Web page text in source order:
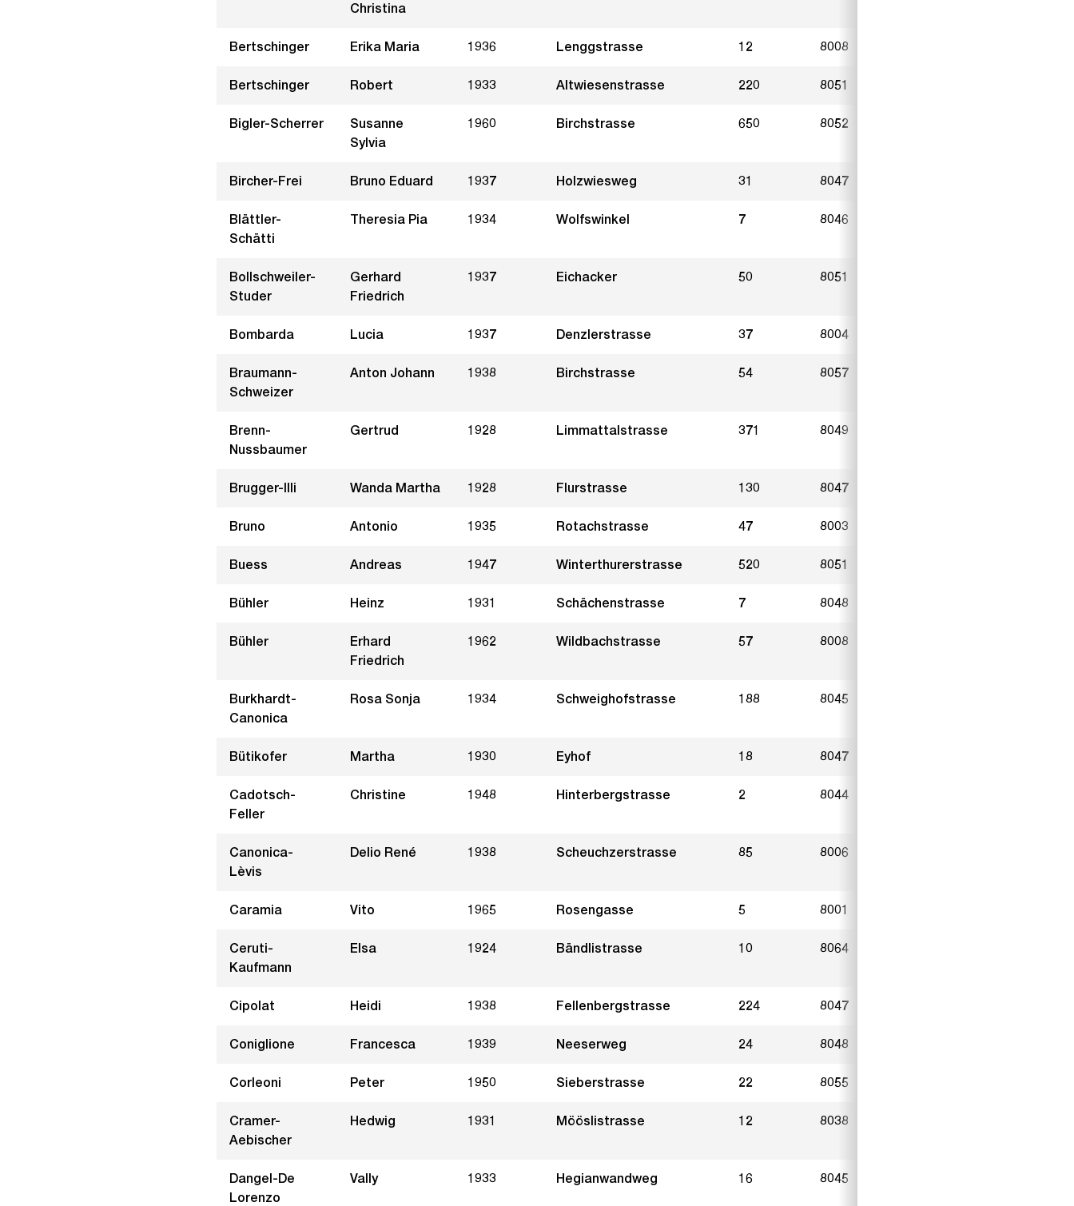
Christina
Bertschinger Erika Maria 1936 Lenggstrasse 12 8008
Bertschinger Robert 1933 Altwiesenstrasse 220 8051
Bigler-Scherrer
Susanne
Sylvia
1960 Birchstrasse 650 8052
Bircher-Frei Bruno Eduard 1937 Holzwiesweg 31 8047
Blättler-
Schätti
Theresia Pia 1934 Wolfswinkel 7 8046
Bollschweiler-
Studer
Gerhard
Friedrich
1937 Eichacker 50 8051
Bombarda Lucia 1937 Denzlerstrasse 37 8004
Braumann-
Schweizer
Anton Johann 1938 Birchstrasse 54 8057
Brenn-
Nussbaumer
Gertrud 1928 Limmattalstrasse 371 8049
Brugger-Illi Wanda Martha 1928 Flurstrasse 130 8047
Bruno Antonio 1935 Rotachstrasse 47 8003
Buess Andreas 1947 Winterthurerstrasse 520 8051
Bühler Heinz 1931 Schächenstrasse 7 8048
Bühler
Erhard
Friedrich
1962 Wildbachstrasse 57 8008
Burkhardt-
Canonica
Rosa Sonja 1934 Schweighofstrasse 188 8045
Bütikofer Martha 1930 Eyhof 18 8047
Cadotsch-
Feller
Christine 1948 Hinterbergstrasse 2 8044
Canonica-
Lèvis
Delio René 1938 Scheuchzerstrasse 85 8006
Caramia Vito 1965 Rosengasse 5 8001
Ceruti-
Kaufmann
Elsa 1924 Bändlistrasse 10 8064
Cipolat Heidi 1938 Fellenbergstrasse 224 8047
Coniglione Francesca 1939 Neeserweg 24 8048
Corleoni Peter 1950 Sieberstrasse 22 8055
Cramer-
Aebischer
Hedwig 1931 Mööslistrasse 12 8038
Dangel-De
Lorenzo
Vally 1933 Hegianwandweg 16 8045